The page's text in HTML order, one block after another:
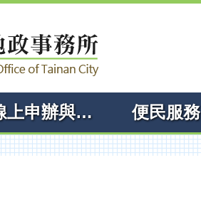
線上申辦與查詢 便民服務